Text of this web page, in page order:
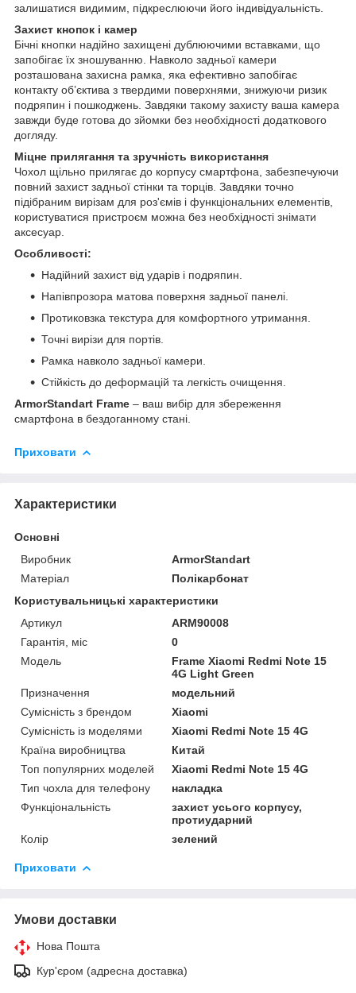
залишатися видимим, підкреслюючи його індивідуальність.
Захист кнопок і камер
Бічні кнопки надійно захищені дублюючими вставками, що
запобігає їх зношуванню. Навколо задньої камери
розташована захисна рамка, яка ефективно запобігає
контакту об’єктива з твердими поверхнями, знижуючи ризик
подряпин і пошкоджень. Завдяки такому захисту ваша камера
завжди буде готова до зйомки без необхідності додаткового
догляду.
Міцне прилягання та зручність використання
Чохол щільно прилягає до корпусу смартфона, забезпечуючи
повний захист задньої стінки та торців. Завдяки точно
підібраним вирізам для роз'ємів і функціональних елементів,
користуватися пристроєм можна без необхідності знімати
аксесуар.
Особливості:
Надійний захист від ударів і подряпин.
Напівпрозора матова поверхня задньої панелі.
Протиковзка текстура для комфортного утримання.
Точні вирізи для портів.
Рамка навколо задньої камери.
Стійкість до деформацій та легкість очищення.
ArmorStandart Frame – ваш вибір для збереження
смартфона в бездоганному стані.
Приховати
Характеристики
Основні
Виробник
ArmorStandart
Матеріал
Полікарбонат
Користувальницькі характеристики
Артикул
ARM90008
Гарантія, міс
0
Мoдель
Frame Xiaomi Redmi Note 15
4G Light Green
Призначення
модельний
Сумісність з брендом
Xiaomi
Сумісність із моделями
Xiaomi Redmi Note 15 4G
Країна виробництва
Китай
Топ популярних моделей
Xiaomi Redmi Note 15 4G
Тип чохла для телефону
накладка
Функціональність
захист усього корпусу,
протиударний
Колір
зелений
Приховати
Умови доставки
Нова Пошта
Кур'єром (адресна доставка)